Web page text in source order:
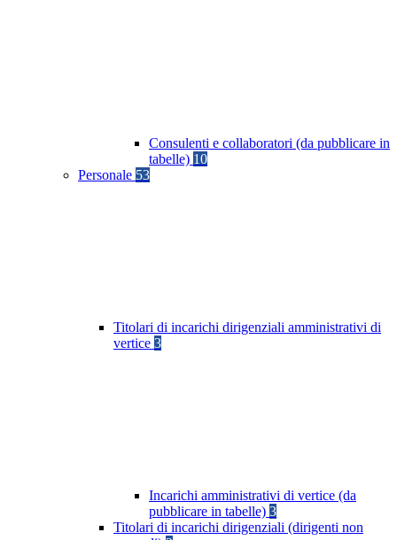
Consulenti e collaboratori (da pubblicare in
tabelle) 10
Personale 53
Titolari di incarichi dirigenziali amministrativi di
vertice 3
Incarichi amministrativi di vertice (da
pubblicare in tabelle) 3
Titolari di incarichi dirigenziali (dirigenti non